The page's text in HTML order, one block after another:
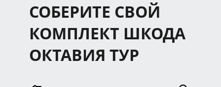
СОБЕРИТЕ СВОЙ
КОМПЛЕКТ ШКОДА
ОКТАВИЯ ТУР